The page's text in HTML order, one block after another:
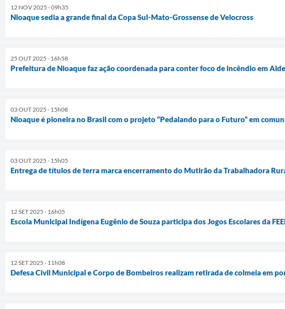
12 NOV 2025 - 09h35
Nioaque sedia a grande final da Copa Sul-Mato-Grossense de Velocross
25 OUT 2025 - 16h58
Prefeitura de Nioaque faz ação coordenada para conter foco de incêndio em
03 OUT 2025 - 15h08
Nioaque é pioneira no Brasil com o projeto “Pedalando para o Futuro” em
03 OUT 2025 - 15h05
Entrega de títulos de terra marca encerramento do Mutirão da Trabalhadora
12 SET 2025 - 16h05
Escola Municipal Indígena Eugênio de Souza participa dos Jogos Escolares da
12 SET 2025 - 11h08
Defesa Civil Municipal e Corpo de Bombeiros realizam retirada de colmeia em